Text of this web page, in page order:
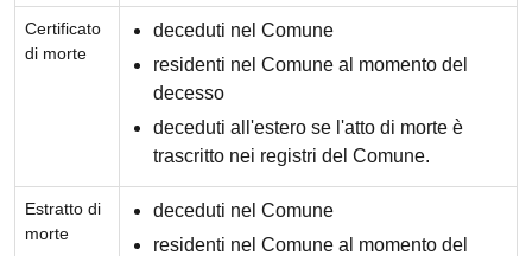
Certificato
di morte
deceduti nel Comune
residenti nel Comune al momento del
decesso
deceduti all'estero se l'atto di morte è
trascritto nei registri del Comune.
Estratto di
morte
deceduti nel Comune
residenti nel Comune al momento del